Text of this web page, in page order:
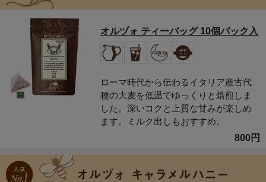
オルヅォ ティーバッグ 10個パック入
ローマ時代から伝わるイタリア産古代
種の大麦を低温でゆっくりと焙煎しま
した。深いコクと上質な甘みが楽しめ
ます。ミルク出しもおすすめ。
800円